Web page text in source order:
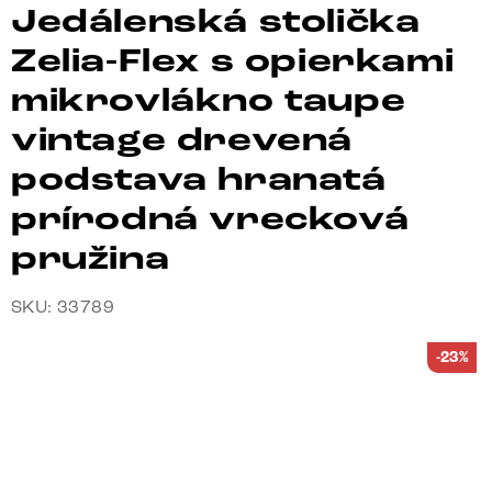
Jedálenská stolička
Zelia-Flex s opierkami
mikrovlákno taupe
vintage drevená
podstava hranatá
prírodná vrecková
pružina
SKU: 33789
-23%